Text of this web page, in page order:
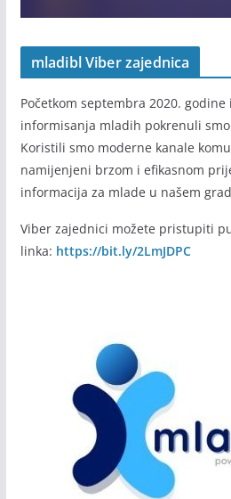
mladibl Viber zajednica
Početkom septembra 2020.
informisanja mladih pokrenuli
Koristili smo moderne kanale
namijenjeni brzom i efikasnom
informacija za mlade u našem
Viber zajednici možete pristupiti
linka: https://bit.ly/2LmJDPC